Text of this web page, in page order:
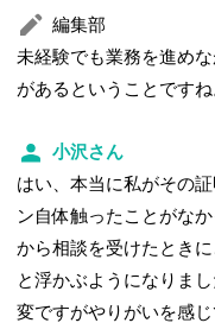
編集部
未経験でも業務を進め
があるということですね
小沢さん
はい、本当に私がその
ン自体触ったことがな
から相談を受けたとき
と浮かぶようになりま
変ですがやりがいを感じ